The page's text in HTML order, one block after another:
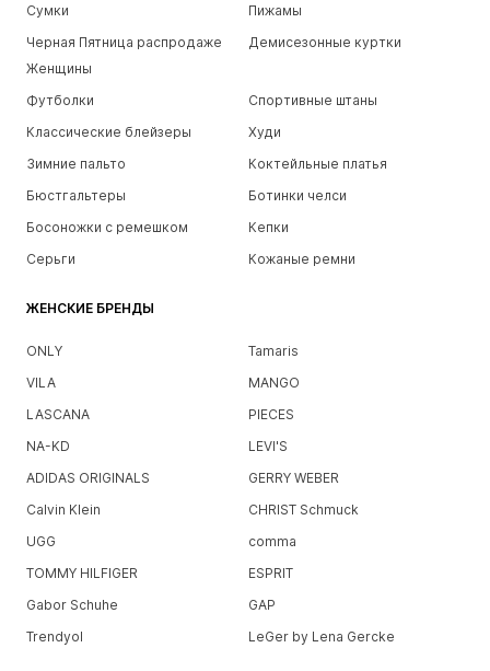
Сумки
Пижамы
Черная Пятница распродаже
Женщины
Демисезонные куртки
Футболки
Спортивные штаны
Классические блейзеры
Худи
Зимние пальто
Коктейльные платья
Бюстгальтеры
Ботинки челси
Босоножки с ремешком
Кепки
Серьги
Кожаные ремни
ЖЕНСКИЕ БРЕНДЫ
ONLY
Tamaris
VILA
MANGO
LASCANA
PIECES
NA-KD
LEVI'S
ADIDAS ORIGINALS
GERRY WEBER
Calvin Klein
CHRIST Schmuck
UGG
comma
TOMMY HILFIGER
ESPRIT
Gabor Schuhe
GAP
Trendyol
LeGer by Lena Gercke